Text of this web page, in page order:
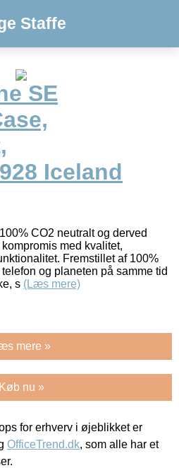
Staffe
SE
Iceland
CO2 neutralt og derved
med kvalitet,
Fremstillet af 100%
og planeten på samme tid
s (Læs mere)
mere »
Køb nu »
for erhverv i øjeblikket er
OfficeTrend.dk, som alle har et